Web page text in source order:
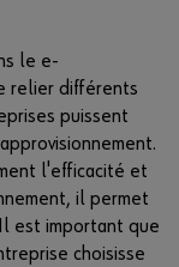
le e-
relier différents
puissent
l'efficacité et
il permet
est important que
choisisse